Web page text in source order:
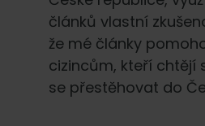
článků vlastní
že mé články
cizincům, kteří chtějí
se přestěhovat do